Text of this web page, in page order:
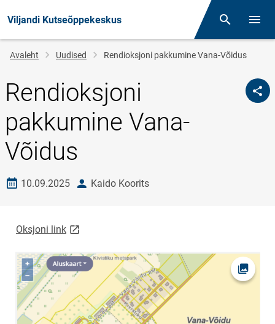
Viljandi Kutseõppekeskus Otsing
Jälglink
Avaleht Uudised Rendioksjoni pakkumine Vana-Võidus
Rendioksjoni
pakkumine Vana-
Võidus
Loomise kuupäev
10.09.2025 autorKaido Koorits
Oksjoni linklink opens on new page
Ava